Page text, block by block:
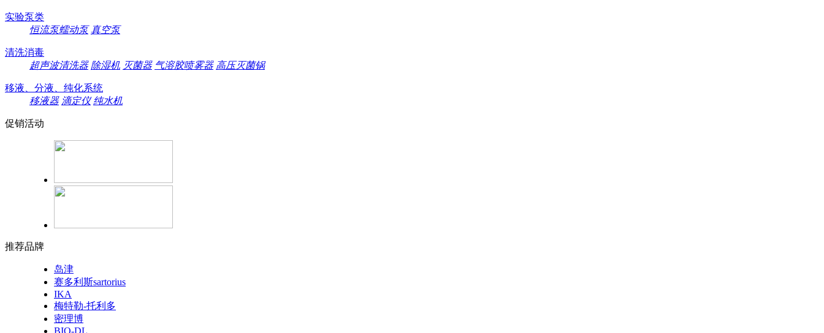
实验泵类
恒流泵蠕动泵 真空泵
清洗消毒
超声波清洗器 除湿机 灭菌器 气溶胶喷雾器 高压灭菌锅
移液、分液、纯化系统
移液器 滴定仪 纯水机
促销活动
推荐品牌
岛津
赛多利斯sartorius
IKA
梅特勒-托利多
密理博
BIO-DL